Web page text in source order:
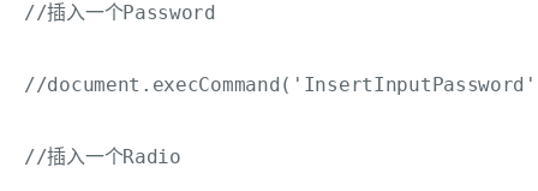
//插入一个Password
//
//插入一个Radio